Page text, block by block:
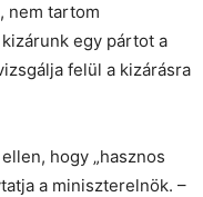
nem tartom
egy pártot a
felül a kizárásra
hogy „hasznos
a miniszterelnök. –